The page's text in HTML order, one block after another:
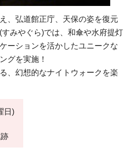
、弘道館正庁、天保の姿を復元
みやぐら)では、和傘や水府提灯
ーションを活かしたユニークな
グを実施！
、幻想的なナイトウォークを楽
日)